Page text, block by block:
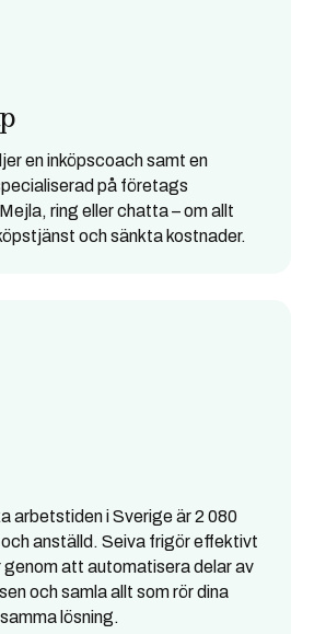
en inköpscoach samt en
på företags
ring eller chatta – om allt
och sänkta kostnader.
arbetstiden i Sverige är 2 080
anställd. Seiva frigör effektivt
att automatisera delar av
och samla allt som rör dina
lösning.